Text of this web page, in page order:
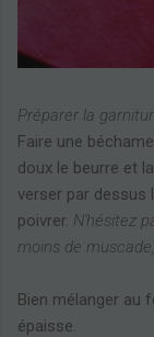
Préparer la
Faire une
doux le beurre et
verser par dessus
poivrer. N'hésitez
moins de
Bien mélanger au
épaisse.